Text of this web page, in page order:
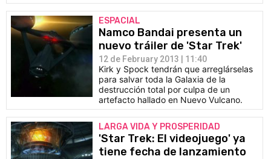
ESPACIAL
Namco Bandai presenta un
nuevo tráiler de 'Star Trek'
12 de February 2013 | 11:40
Kirk y Spock tendrán que arreglárselas
para salvar toda la Galaxia de la
destrucción total por culpa de un
artefacto hallado en Nuevo Vulcano.
LARGA VIDA Y PROSPERIDAD
'Star Trek: El videojuego' ya
tiene fecha de lanzamiento